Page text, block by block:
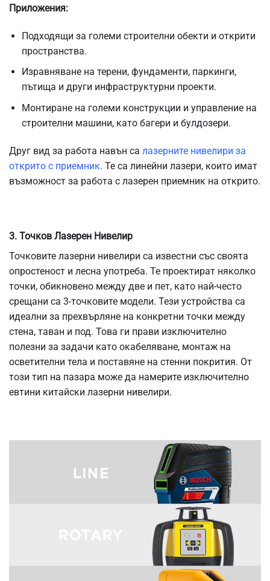
Приложения:
Подходящи за големи строителни обекти и открити
пространства.
Изравняване на терени, фундаменти, паркинги,
пътища и други инфраструктурни проекти.
Монтиране на големи конструкции и управление на
строителни машини, като багери и булдозери.
Друг вид за работа навън са лазерните нивелири за
открито с приемник. Те са линейни лазери, които имат
възможност за работа с лазерен приемник на открито.
3. Точков Лазерен Нивелир
Точковите лазерни нивелири са известни със своята
опростеност и лесна употреба. Те проектират няколко
точки, обикновено между две и пет, като най-често
срещани са 3-точковите модели. Тези устройства са
идеални за прехвърляне на конкретни точки между
стена, таван и под. Това ги прави изключително
полезни за задачи като окабеляване, монтаж на
осветителни тела и поставяне на стенни покрития. От
този тип на пазара може да намерите изключително
евтини китайски лазерни нивелири.